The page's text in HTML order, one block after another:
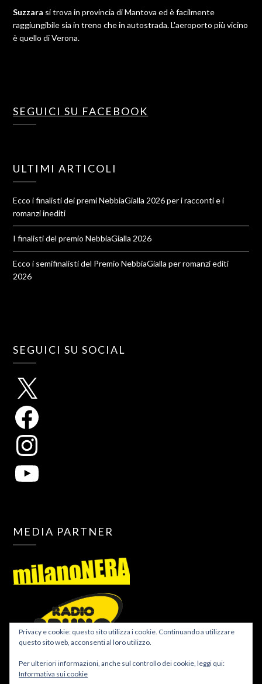
Suzzara si trova in provincia di Mantova ed è facilmente
raggiungibile sia in treno che in autostrada. L'aeroporto più vicino
è quello di Verona.
SEGUICI SU FACEBOOK
ULTIMI ARTICOLI
Ecco i finalisti dei premi NebbiaGialla 2026 per i racconti e i
romanzi inediti
I finalisti del premio NebbiaGialla 2026
Ecco i semifinalisti del Premio NebbiaGialla per romanzi editi
2026
SEGUICI SU SOCIAL
MEDIA PARTNER
Privacy e cookie: questo sito utilizza i cookie. Continuando a utilizzare
questo sito web, acconsenti al loro utilizzo.
Per ulteriori informazioni, anche sul controllo dei cookie, leggi qui:
Informativa sui cookie